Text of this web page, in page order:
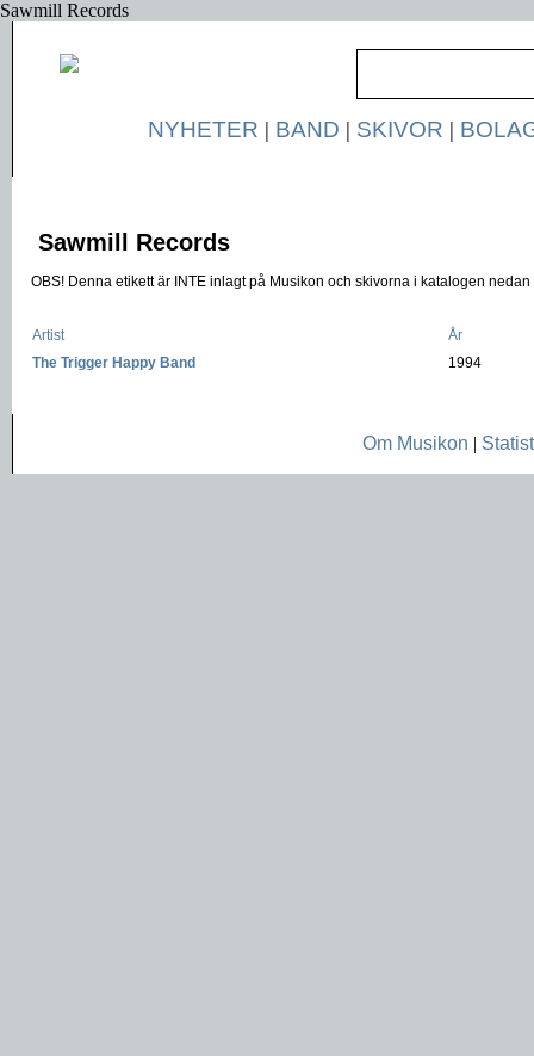
Sawmill Records
NYHETER | BAND | SKIVOR |
Sawmill Records
OBS! Denna etikett är INTE inlagt på Musikon och skivorna i katalogen
Artist
År
The Trigger Happy Band
1994
Om Musikon |